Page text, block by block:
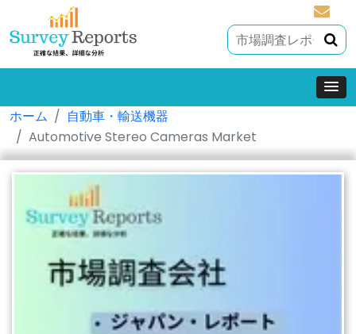
ホーム
自動車・輸送機器
Automotive Stereo Cameras Market